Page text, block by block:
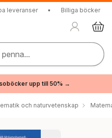
leveranser • Billiga böcker
upp till 50% →
och naturvetenskap